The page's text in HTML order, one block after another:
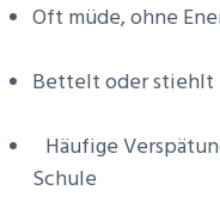
Oft müde, ohne
Bettelt oder stiehlt
Häufige
Schule